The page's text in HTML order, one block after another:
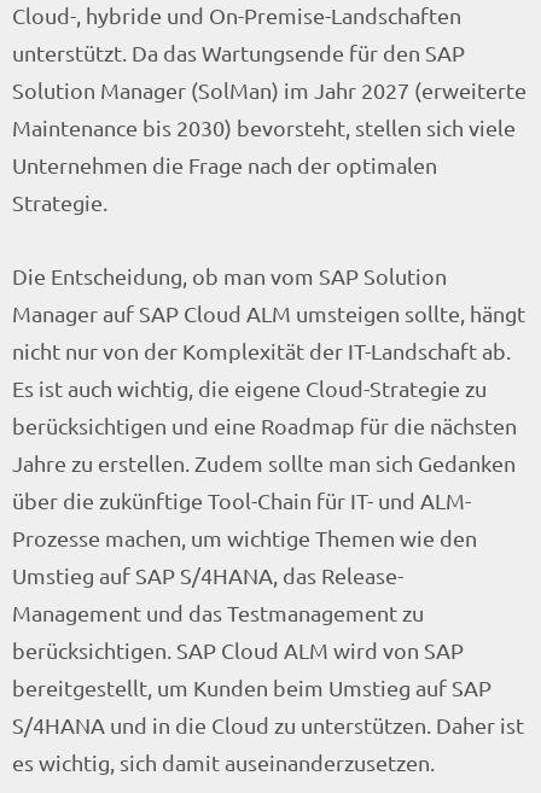
Cloud-, hybride und On-Premise-Landschaften
unterstützt. Da das Wartungsende für den SAP
Solution Manager (SolMan) im Jahr 2027 (erweiterte
Maintenance bis 2030) bevorsteht, stellen sich viele
Unternehmen die Frage nach der optimalen
Strategie.
Die Entscheidung, ob man vom SAP Solution
Manager auf SAP Cloud ALM umsteigen sollte, hängt
nicht nur von der Komplexität der IT-Landschaft ab.
Es ist auch wichtig, die eigene Cloud-Strategie zu
berücksichtigen und eine Roadmap für die nächsten
Jahre zu erstellen. Zudem sollte man sich Gedanken
über die zukünftige Tool-Chain für IT- und ALM-
Prozesse machen, um wichtige Themen wie den
Umstieg auf SAP S/4HANA, das Release-
Management und das Testmanagement zu
berücksichtigen. SAP Cloud ALM wird von SAP
bereitgestellt, um Kunden beim Umstieg auf SAP
S/4HANA und in die Cloud zu unterstützen. Daher ist
es wichtig, sich damit auseinanderzusetzen.